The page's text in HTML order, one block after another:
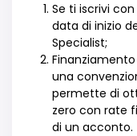
Se ti iscrivi
data di inizio
Specialist;
una
permette di
zero con rate
di un acconto.